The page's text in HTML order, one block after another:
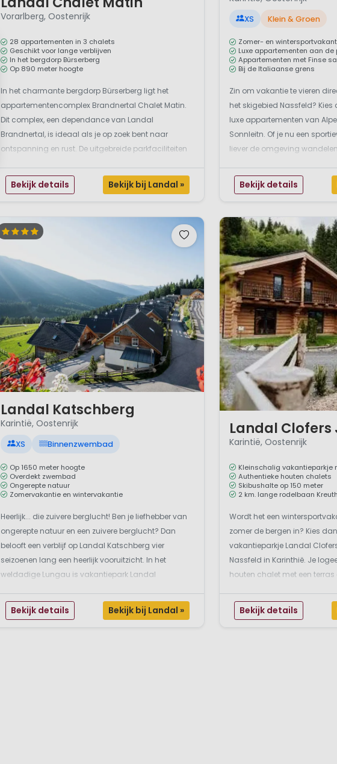
Vorarlberg, Oostenrijk
28 appartementen in 3 chalets
Geschikt voor lange verblijven
In het bergdorp Bürserberg
Op 890 meter hoogte
In het charmante bergdorp Bürserberg ligt het
appartementencomplex Brandnertal Chalet Matin.
Dit complex, een dependance van Landal
Brandnertal, is ideaal als je op zoek bent naar
ontspanning en rust. De uitgebreide parkfaciliteiten
Landal Chalet Matin is de ideale plek voor de
rustzoeker. Geniet vanui...
Bekijk details Bekijk bij Landal »
XS Klein & Groen
Zomer- en
Luxe appartementen aan de
Appartementen met Finse
Bij de Italiaanse grens
Zin om vakantie te vieren
het skigebied Nassfeld? Kies
luxe appartementen van
Sonnleitn. Of je nu een
liever de omgeving
vakantieplek. Vanaf jouw
zo...
Bekijk details
Landal Katschberg
Karintië, Oostenrijk
XS Binnenzwembad
Op 1650 meter hoogte
Overdekt zwembad
Ongerepte natuur
Zomervakantie en wintervakantie
Heerlijk... die zuivere berglucht! Ben je liefhebber van
ongerepte natuur en een zuivere berglucht? Dan
belooft een verblijf op Landal Katschberg vier
seizoenen lang een heerlijk vooruitzicht. In het
weldadige Lungau is vakantiepark Landal
De lucht is fris, de bergen groen en de beekjes helder
e...
Bekijk details Bekijk bij Landal »
Landal Clofers
Karintië, Oostenrijk
Kleinschalig vakantieparkje
Authentieke houten chalets
Skibushalte op 150 meter
2 km. lange rodelbaan
Wordt het een
zomer de bergen in? Kies
vakantieparkje Landal
Nassfeld in Karinthië. Je
houten chalet met een terras
skipistes. De kinderen
Bekijk details